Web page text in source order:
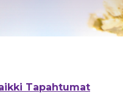
Tapahtumat